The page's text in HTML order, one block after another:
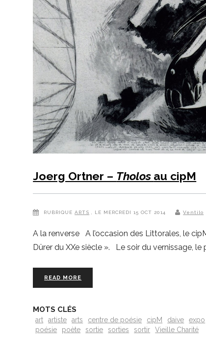
Joerg Ortner – Tholos au cipM
RUBRIQUE ARTS , LE MERCREDI 15 OCT 2014 Ventilo
A la renverse A l’occasion des Littorales, le
Dürer du XXe siècle ». Le soir du vernissage,
READ MORE
MOTS CLÉS
art artiste arts centre de poésie cipM daive expo
poésie
poète sortie sorties sortir Vieille Charité